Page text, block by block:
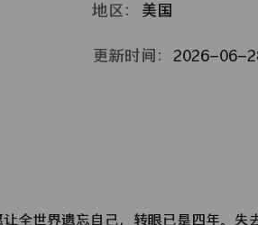
地区： 美国
更新时间： 2026-06-
全世界遗忘自己，转眼已是四年。失